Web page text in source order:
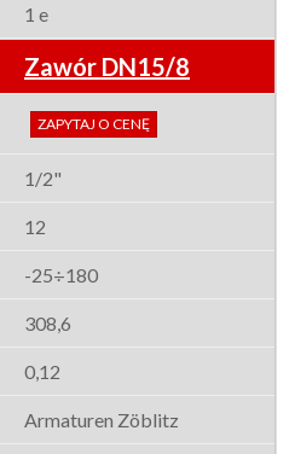
1 e
Zawór DN15/8
ZAPYTAJ O CENĘ
1/2"
12
-25÷180
308,6
0,12
Armaturen Zöblitz